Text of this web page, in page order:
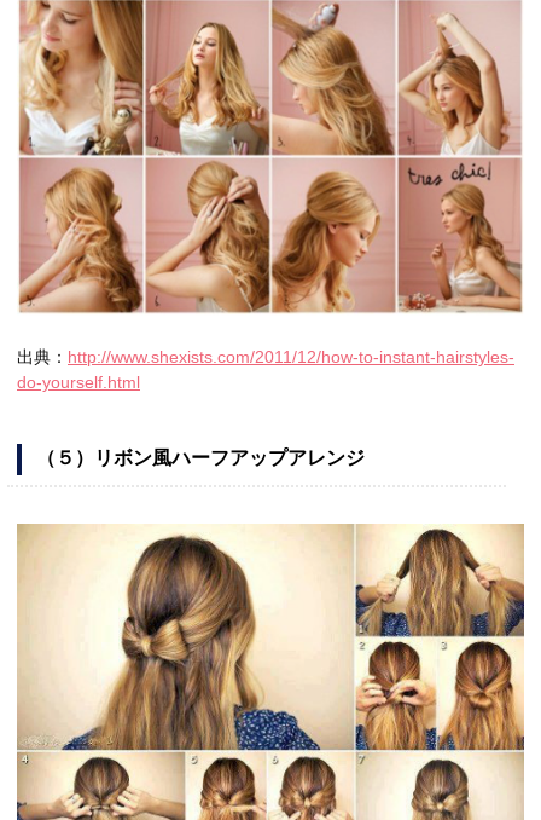
出典： http://www.shexists.com/2011/12/how-to-instant-hairstyles-
do-yourself.html
（５）リボン風ハーフアップアレンジ